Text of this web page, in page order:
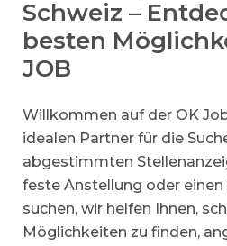
Schweiz –
besten
JOB
Willkommen auf der OK
idealen Partner für die
abgestimmten
feste Anstellung oder
suchen, wir helfen Ihnen,
Möglichkeiten zu finden,